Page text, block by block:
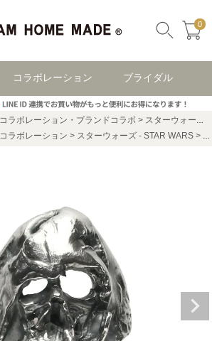
0
コラボレーション ブライダル
コラボレーション・ブランドコラボ
スターウォーズ(STAR WARS)
コラボレーション スターウォーズ - STAR WARS